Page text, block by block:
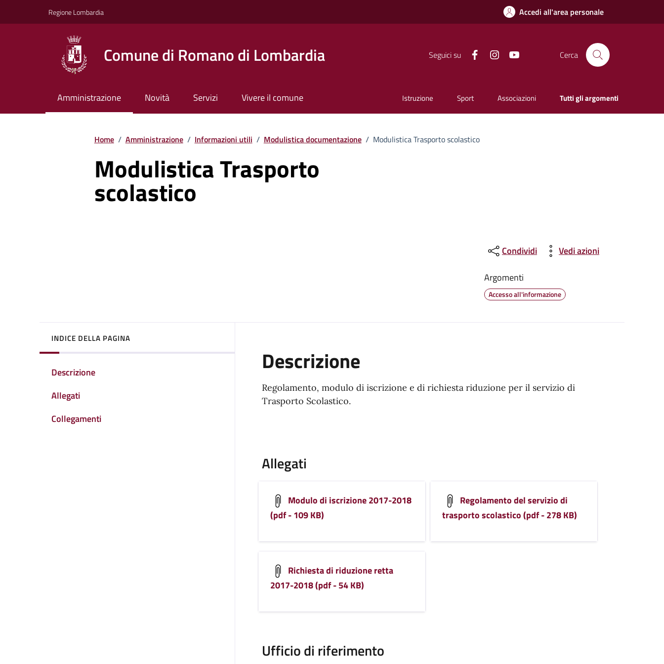
Regione Lombardia Accedi all'area personale
Comune di Romano di Lombardia Seguici su Facebook Instagram Cerca
Amministrazione Novità Servizi Vivere il comune Istruzione Sport Associazioni Tutti gli argomenti
Home / Amministrazione / Informazioni utili / Modulistica documentazione / Modulistica Trasporto scolastico
Modulistica Trasporto
scolastico
Condividi
Vedi azioni
Argomenti
Accesso all'informazione
INDICE DELLA PAGINA
Descrizione
Allegati
Collegamenti
Descrizione
Regolamento, modulo di iscrizione e di richiesta riduzione per il servizio di
Trasporto Scolastico.
Allegati
Modulo di iscrizione 2017-2018
(pdf - 109 KB)
Regolamento del servizio di
trasporto scolastico (pdf - 278 KB)
Richiesta di riduzione retta
2017-2018 (pdf - 54 KB)
Ufficio di riferimento